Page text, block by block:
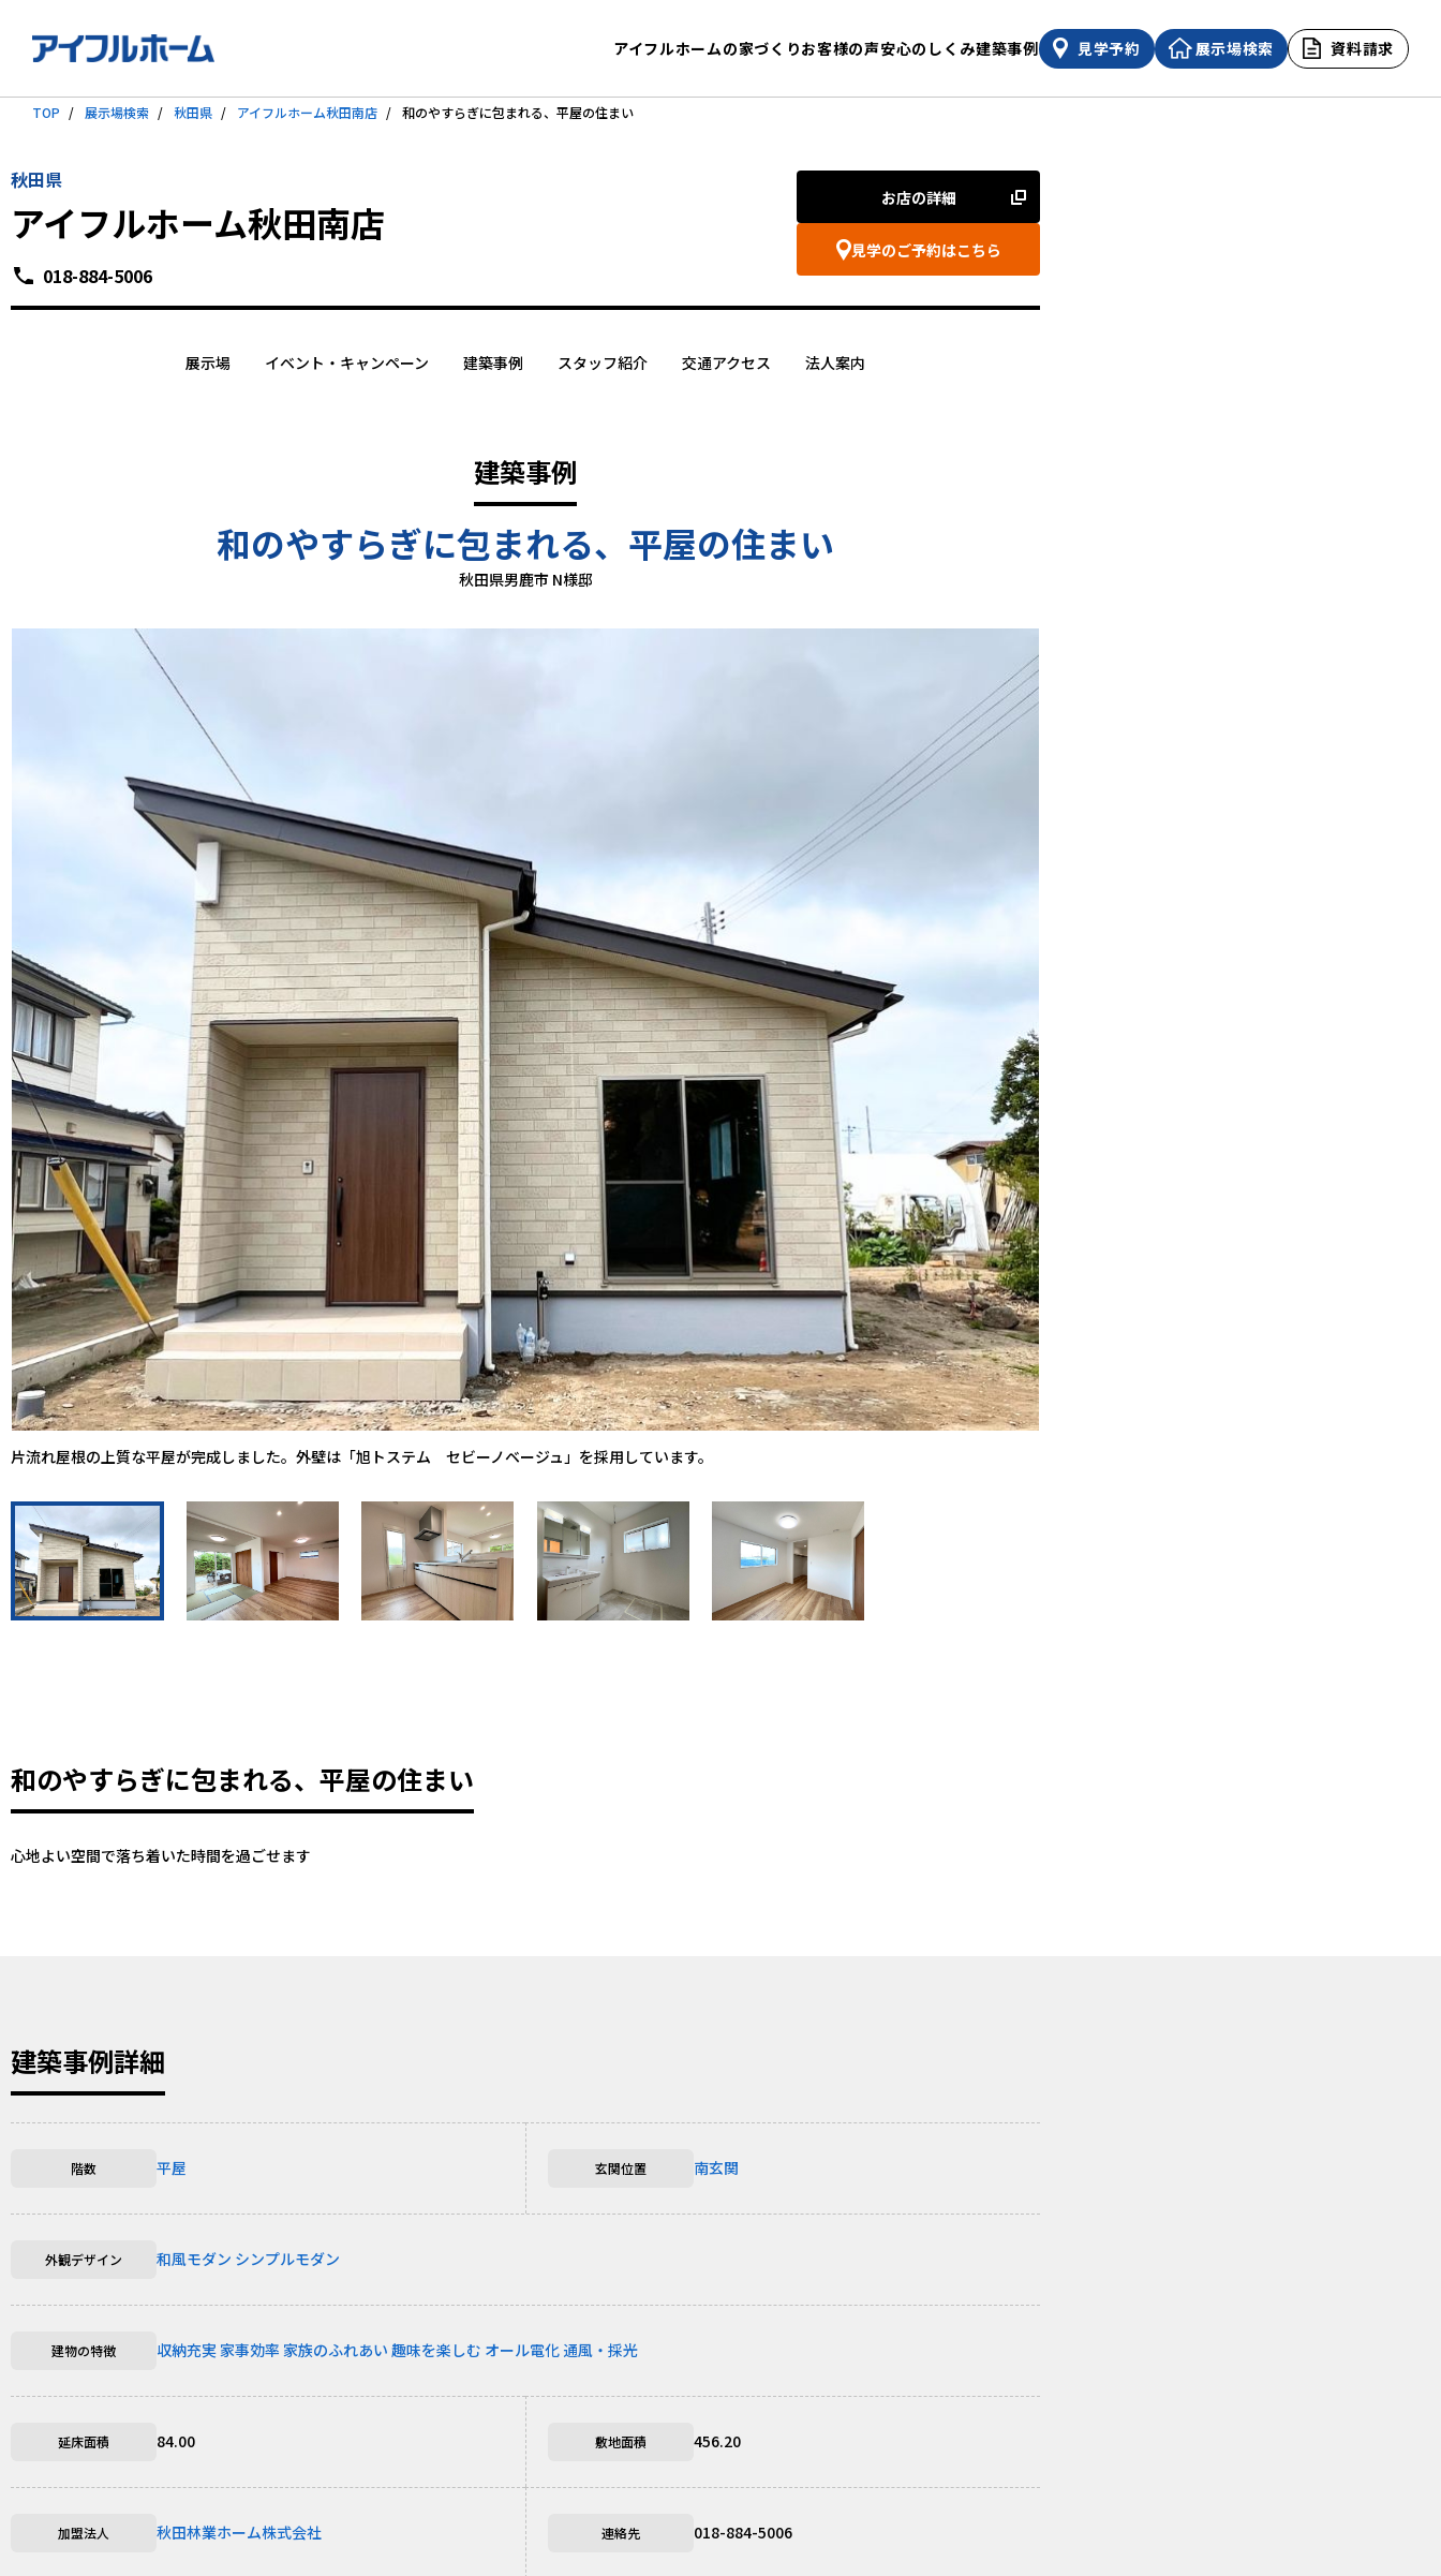
アイフルホームの家づくりお客様の声安心のしくみ建築事例 見学予約 展示場検索 資料請求
TOP 展示場検索 秋田県 アイフルホーム秋田南店 和のやすらぎに包まれる、平屋の住まい
秋田県
アイフルホーム秋田南店
お店の詳細
見学のご予約はこちら
018-884-5006
展示場 イベント・キャンペーン 建築事例 スタッフ紹介 交通アクセス 法人案内
建築事例
和のやすらぎに包まれる、平屋の住まい
秋田県男鹿市 N様邸
片流れ屋根の上質な平屋が完成しました。外壁は「旭トステム セビーノベージュ」を採用しています。
和のやすらぎに包まれる、平屋の住まい
心地よい空間で落ち着いた時間を過ごせます
建築事例詳細
階数 平屋 玄関位置 南玄関
外観デザイン 和風モダン シンプルモダン
建物の特徴 収納充実家事効率 家族のふれあい 趣味を楽しむ オール電化 通風・採光
延床面積 84.00 敷地面積 456.20
加盟法人 秋田林業ホーム株式会社 連絡先 018-884-5006